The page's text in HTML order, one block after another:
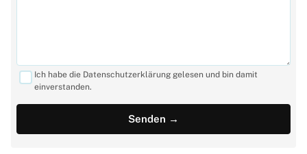
Ich habe die Datenschutzerklärung gelesen und bin damit
einverstanden.